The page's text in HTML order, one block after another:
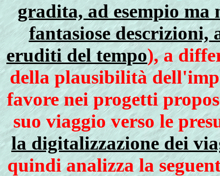
gradita, ad esempio ma
fantasiose
eruditi del tempo), a
della plausibilità
favore nei progetti
suo viaggio verso le
la digitalizzazione dei
quindi analizza la